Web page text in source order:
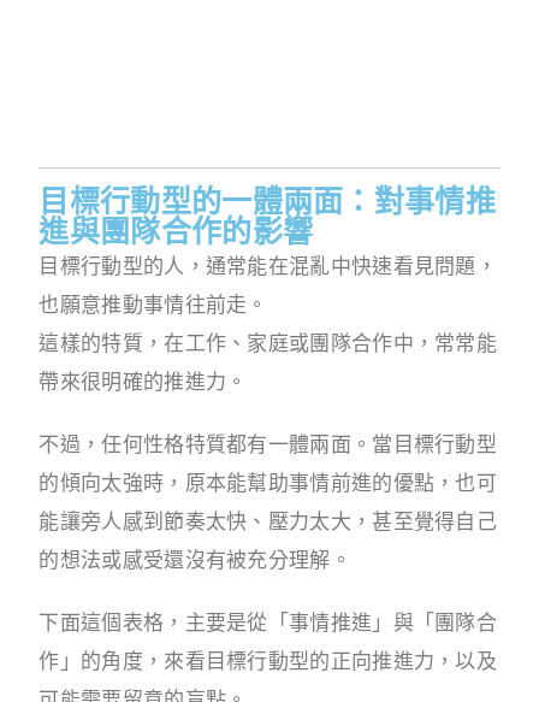
目標行動型的一體兩面：對事情推
進與團隊合作的影響
目標行動型的人，通常能在混亂中快速看見問題，
也願意推動事情往前走。
這樣的特質，在工作、家庭或團隊合作中，常常能
帶來很明確的推進力。
不過，任何性格特質都有一體兩面。當目標行動型
的傾向太強時，原本能幫助事情前進的優點，也可
能讓旁人感到節奏太快、壓力太大，甚至覺得自己
的想法或感受還沒有被充分理解。
下面這個表格，主要是從「事情推進」與「團隊合
作」的角度，來看目標行動型的正向推進力，以及